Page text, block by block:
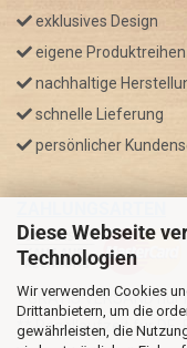
Diese Webseite
Technologien
Wir verwenden Cookies
Drittanbietern, um die
gewährleisten, die
exklusives Design
eigene Produktreihen
nachhaltige
schnelle Lieferung
persönlicher
* GRATIS VERSAND
** Regellaufzeit für DE,